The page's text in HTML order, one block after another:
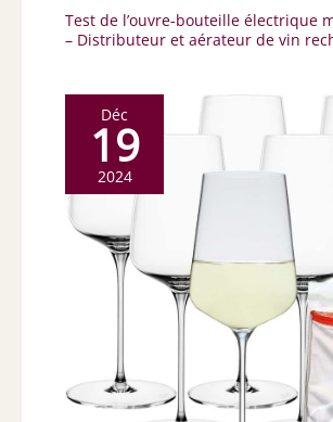
Test de l’ouvre-bouteille électrique
– Distributeur et aérateur de vin
Déc
19
2024